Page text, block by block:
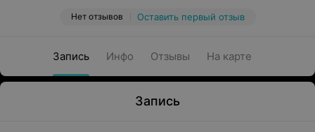
Нет отзывов Оставить первый отзыв
Запись Инфо Отзывы На карте
Запись